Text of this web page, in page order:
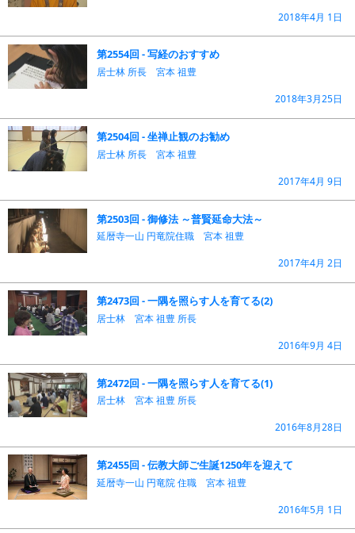
2018年4月 1日
第2554回 - 写経のおすすめ
居士林 所長 宮本 祖豊
2018年3月25日
第2504回 - 坐禅止観のお勧め
居士林 所長 宮本 祖豊
2017年4月 9日
第2503回 - 御修法 ～普賢延命大法～
延暦寺一山 円竜院住職 宮本 祖豊
2017年4月 2日
第2473回 - 一隅を照らす人を育てる(2)
居士林 宮本 祖豊 所長
2016年9月 4日
第2472回 - 一隅を照らす人を育てる(1)
居士林 宮本 祖豊 所長
2016年8月28日
第2455回 - 伝教大師ご生誕1250年を迎えて
延暦寺一山 円竜院 住職 宮本 祖豊
2016年5月 1日